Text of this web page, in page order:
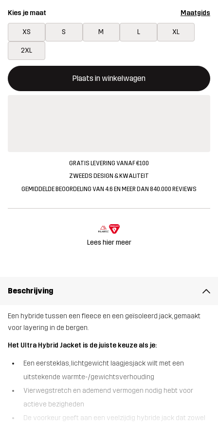
Kies je maat Maatgids
XS S M L XL
2XL
Plaats in winkelwagen
Deze knop opent een modal met de bevestiging van een
{{size}} niet beschikbaar
GRATIS LEVERING VANAF €100
ZWEEDS DESIGN & KWALITEIT
GEMIDDELDE BEOORDELING VAN 4.6 EN MEER DAN 840.000 REVIEWS
Lees hier meer
Beschrijving
Een hybride tussen een fleece en een geïsoleerd jack, gemaakt
voor layering in de bergen.
Het Ultra Hybrid Jacket is de juiste keuze als je:
Een eersteklas, lichtgewicht laagjesjack wilt met een
uitstekende warmte-/gewichtsverhouding
Vierwegstretch en ademend vermogen nodig hebt voor
actieve bezigheden
De voorkeur geeft aan een veelzijdig hybride jack dat zowel